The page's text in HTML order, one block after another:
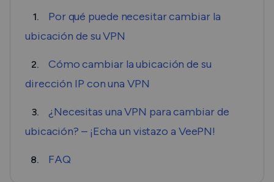
1.
Por qué puede necesitar cambiar la
ubicación de su VPN
2.
Cómo cambiar la ubicación de su
dirección IP con una VPN
3.
¿Necesitas una VPN para cambiar de
ubicación? – ¡Echa un vistazo a VeePN!
8. FAQ